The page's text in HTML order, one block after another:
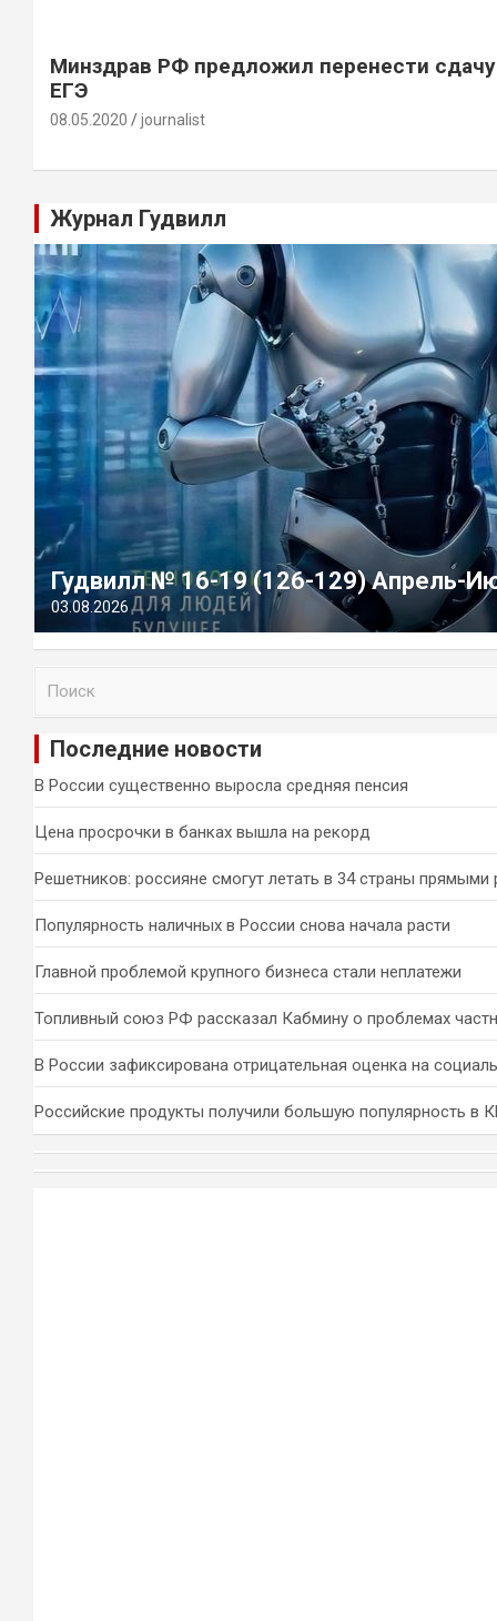
Минздрав РФ предложил перенести сдачу
ЕГЭ
08.05.2020 journalist
Журнал Гудвилл
Гудвилл № 16-19 (126-129) Апрель-
03.08.2026
и
Последние новости
В России существенно выросла средняя пенсия
Цена просрочки в банках вышла на рекорд
Решетников: россияне смогут летать в 34 страны прямыми
Популярность наличных в России снова начала расти
Главной проблемой крупного бизнеса стали неплатежи
Топливный союз РФ рассказал Кабмину о проблемах
В России зафиксирована отрицательная оценка на
Российские продукты получили большую популярность в